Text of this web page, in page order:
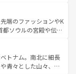
、サーフィンやダイ
好きにはたまらな
分に味わいつくそ
部など、都市の喧騒
る人に新しい発見と
い台湾の食文化も魅
ラエティ豊かな料理
は コンテンツ一覧を参
端のファッションやK
ソウルの宮殿や伝統
然美を楽しむことが
のストリートフード
る。夜には、韓国な
トナム。南北に細長
青々とした山々、世